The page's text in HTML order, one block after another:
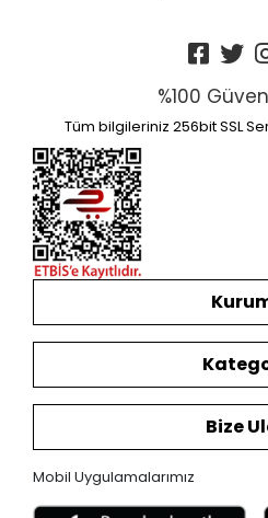
%100
Tüm bilgileriniz 256bit SSL
Bize
Mobil Uygulamalarımız